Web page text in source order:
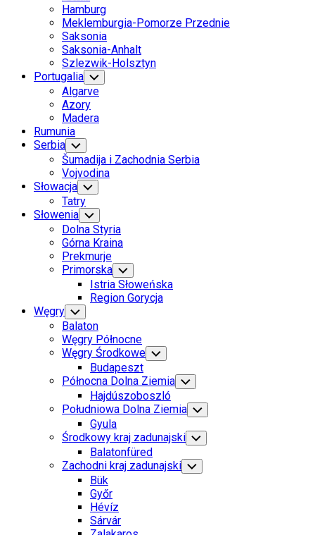
Hamburg
Meklemburgia-Pomorze Przednie
Saksonia
Saksonia-Anhalt
Szlezwik-Holsztyn
Portugalia Toggle
Child
Menu
Algarve
Azory
Madera
Rumunia
Serbia Toggle
Child
Menu
Šumadija i Zachodnia Serbia
Vojvodina
Słowacja Toggle
Child
Menu
Tatry
Słowenia Toggle
Child
Menu
Dolna Styria
Górna Kraina
Prekmurje
Primorska Toggle
Child
Menu
Istria Słoweńska
Region Gorycja
Current
Page
Parent
Węgry Toggle
Child
Menu
Current
Page
Parent
Balaton
Węgry Północne
Węgry Środkowe Toggle
Child
Menu
Budapeszt
Północna Dolna Ziemia Toggle
Child
Menu
Hajdúszoboszló
Południowa Dolna Ziemia Toggle
Child
Menu
Gyula
Środkowy kraj zadunajski Toggle
Child
Menu
Balatonfüred
Current
Page
Parent
Zachodni kraj zadunajski Toggle
Child
Bük
Győr
Current
Page
Hévíz
Sárvár